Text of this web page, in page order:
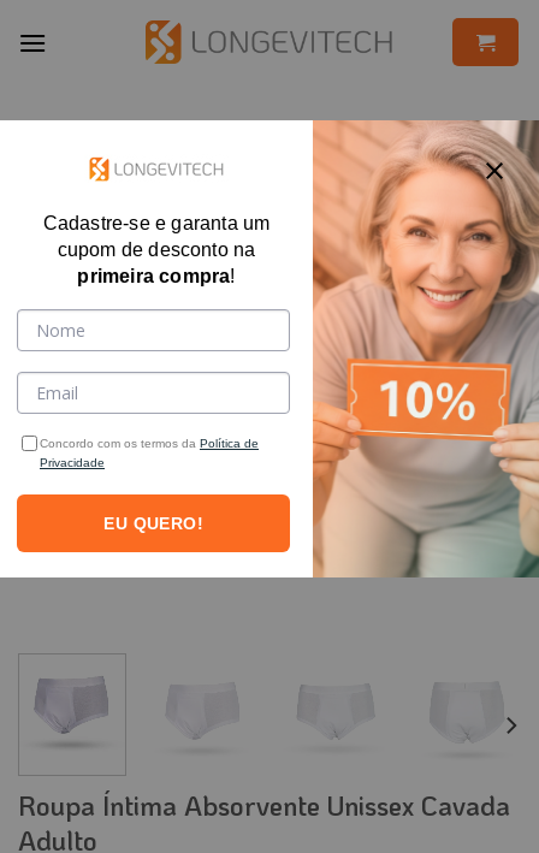
Roupa Íntima Absorvente Unissex Cavada
Adulto
Cadastre-se e garanta um
cupom de desconto na
primeira compra!
Concordo com os termos da Política de
Privacidade
EU QUERO!